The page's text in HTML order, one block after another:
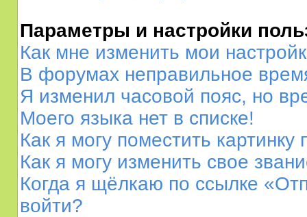
Параметры и настройки
Как мне изменить мои
В форумах неправильное
Я изменил часовой пояс, но
Моего языка нет в списке!
Как я могу поместить
Как я могу изменить свое
Когда я щёлкаю по ссылке
войти?